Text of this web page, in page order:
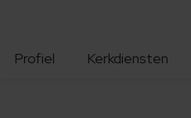
Profiel Kerkdiensten